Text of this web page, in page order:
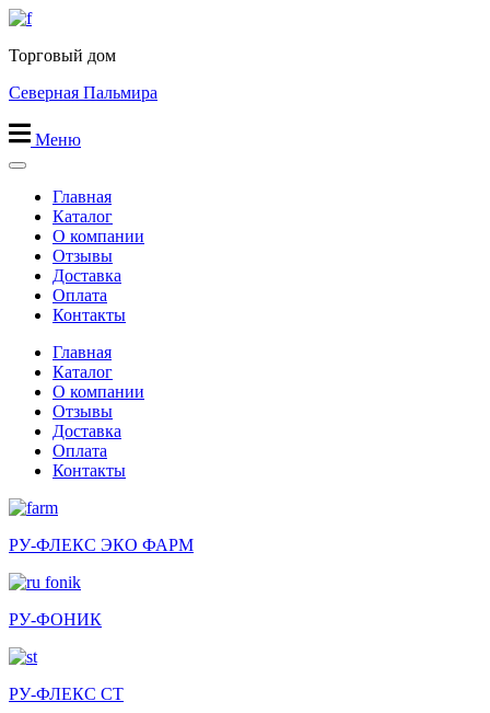
Перейти
содержимому
Торговый дом
Северная Пальмира
Меню
Главная
Каталог
О компании
Отзывы
Доставка
Оплата
Контакты
Главная
Каталог
О компании
Отзывы
Доставка
Оплата
Контакты
РУ-ФЛЕКС ЭКО ФАРМ
РУ-ФОНИК
РУ-ФЛЕКС СТ